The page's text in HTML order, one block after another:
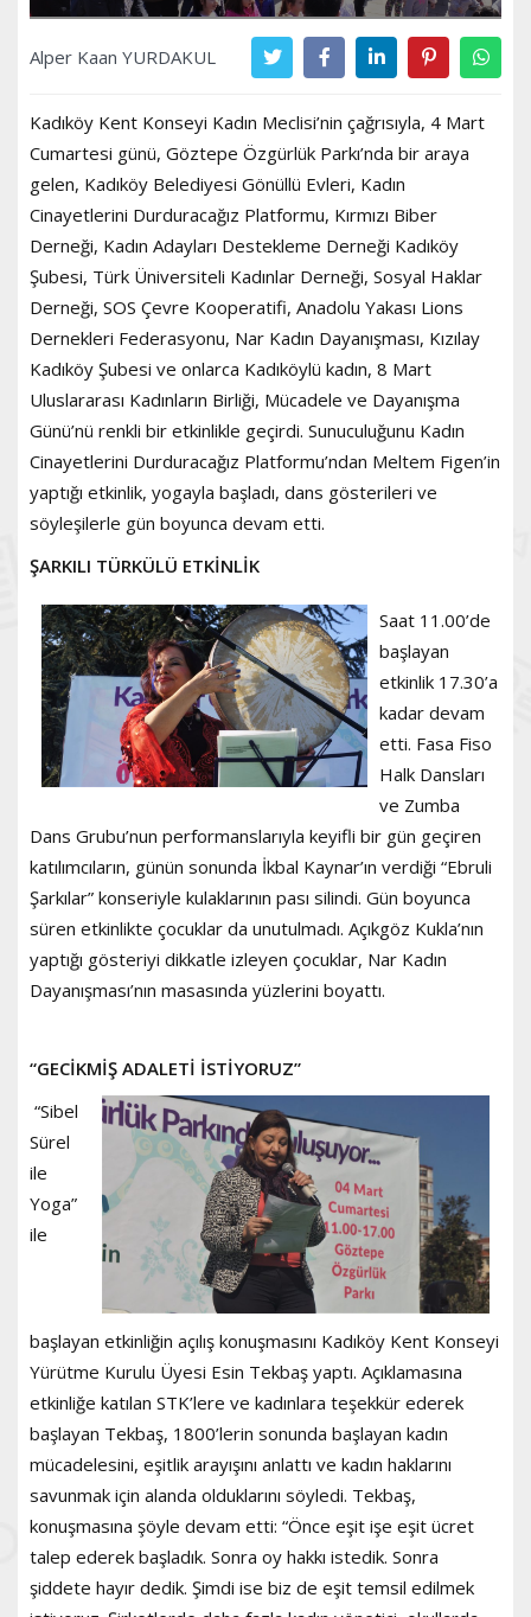
Alper Kaan YURDAKUL
Kadıköy Kent Konseyi Kadın Meclisi’nin çağrısıyla, 4 Mart
Cumartesi günü, Göztepe Özgürlük Parkı’nda bir araya
gelen, Kadıköy Belediyesi Gönüllü Evleri, Kadın
Cinayetlerini Durduracağız Platformu, Kırmızı Biber
Derneği, Kadın Adayları Destekleme Derneği Kadıköy
Şubesi, Türk Üniversiteli Kadınlar Derneği, Sosyal Haklar
Derneği, SOS Çevre Kooperatifi, Anadolu Yakası Lions
Dernekleri Federasyonu, Nar Kadın Dayanışması, Kızılay
Kadıköy Şubesi ve onlarca Kadıköylü kadın, 8 Mart
Uluslararası Kadınların Birliği, Mücadele ve Dayanışma
Günü’nü renkli bir etkinlikle geçirdi. Sunuculuğunu Kadın
Cinayetlerini Durduracağız Platformu’ndan Meltem Figen’in
yaptığı etkinlik, yogayla başladı, dans gösterileri ve
söyleşilerle gün boyunca devam etti.
ŞARKILI TÜRKÜLÜ ETKİNLİK
Saat 11.00’de
başlayan
etkinlik 17.30’a
kadar devam
etti. Fasa Fiso
Halk Dansları
ve Zumba
Dans Grubu’nun performanslarıyla keyifli bir gün geçiren
katılımcıların, günün sonunda İkbal Kaynar’ın verdiği “Ebruli
Şarkılar” konseriyle kulaklarının pası silindi. Gün boyunca
süren etkinlikte çocuklar da unutulmadı. Açıkgöz Kukla’nın
yaptığı gösteriyi dikkatle izleyen çocuklar, Nar Kadın
Dayanışması’nın masasında yüzlerini boyattı.
“GECİKMİŞ ADALETİ İSTİYORUZ”
“Sibel
Sürel
ile
Yoga”
ile
başlayan etkinliğin açılış konuşmasını Kadıköy Kent Konseyi
Yürütme Kurulu Üyesi Esin Tekbaş yaptı. Açıklamasına
etkinliğe katılan STK’lere ve kadınlara teşekkür ederek
başlayan Tekbaş, 1800’lerin sonunda başlayan kadın
mücadelesini, eşitlik arayışını anlattı ve kadın haklarını
savunmak için alanda olduklarını söyledi. Tekbaş,
konuşmasına şöyle devam etti: “Önce eşit işe eşit ücret
talep ederek başladık. Sonra oy hakkı istedik. Sonra
şiddete hayır dedik. Şimdi ise biz de eşit temsil edilmek